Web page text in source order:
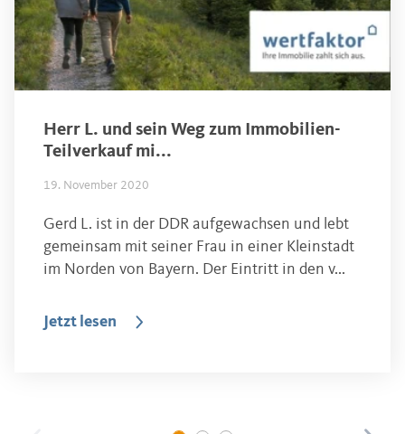
Herr L. und sein Weg zum Immobilien-
Teilverkauf mi...
19. November 2020
Gerd L. ist in der DDR aufgewachsen und lebt
gemeinsam mit seiner Frau in einer Kleinstadt
im Norden von Bayern. Der Eintritt in den v...
Jetzt lesen